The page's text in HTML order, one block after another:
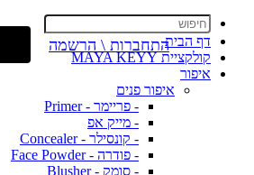
דף הבית
קולקציית MAYA KEYY
איפור
איפור פנים
- פריימר - Primer
- מייק אפ
- קונסילר - Concealer
- פודרה - Face Powder
- סומק - Blusher
התחברות \ הרשמה